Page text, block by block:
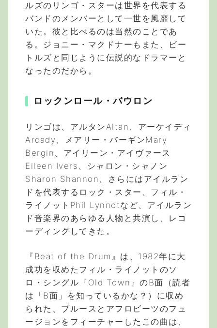
ルズのリンゴ・スターは世界を代表する
バンドのメンバーとして一世を風靡して
いた。彼と比べるのは当然のことであ
る。ジョニー・マクドナーもまた、ビー
トルズと同じように伝説的なドラマーと
なったのだから。
ロックンロール・バウロン
リンゴは、アルタンAltan、アーケイディ
Arcady、メアリー・バーギンMary
Bergin、アイリーン・アイヴァース
Eileen Ivers、シャロン・シャノン
Sharon Shannon、さらにはアイルラン
ドを代表するロック・スター、フィル・
ライノットPhil Lynnotなど、アイルラン
ド音楽界のあらゆる人物と共演し、レコ
ーディングしてきた。
『Beat of the Drum』は、1982年に大
成功を収めたフィル・ライノットのソ
ロ・シングル『Old Town』のB面（読者
は「B面」を知っているかな？）に収め
られた、ブルースとアフロビーツのフュ
ージョンをフィーチャーしたこの曲は、